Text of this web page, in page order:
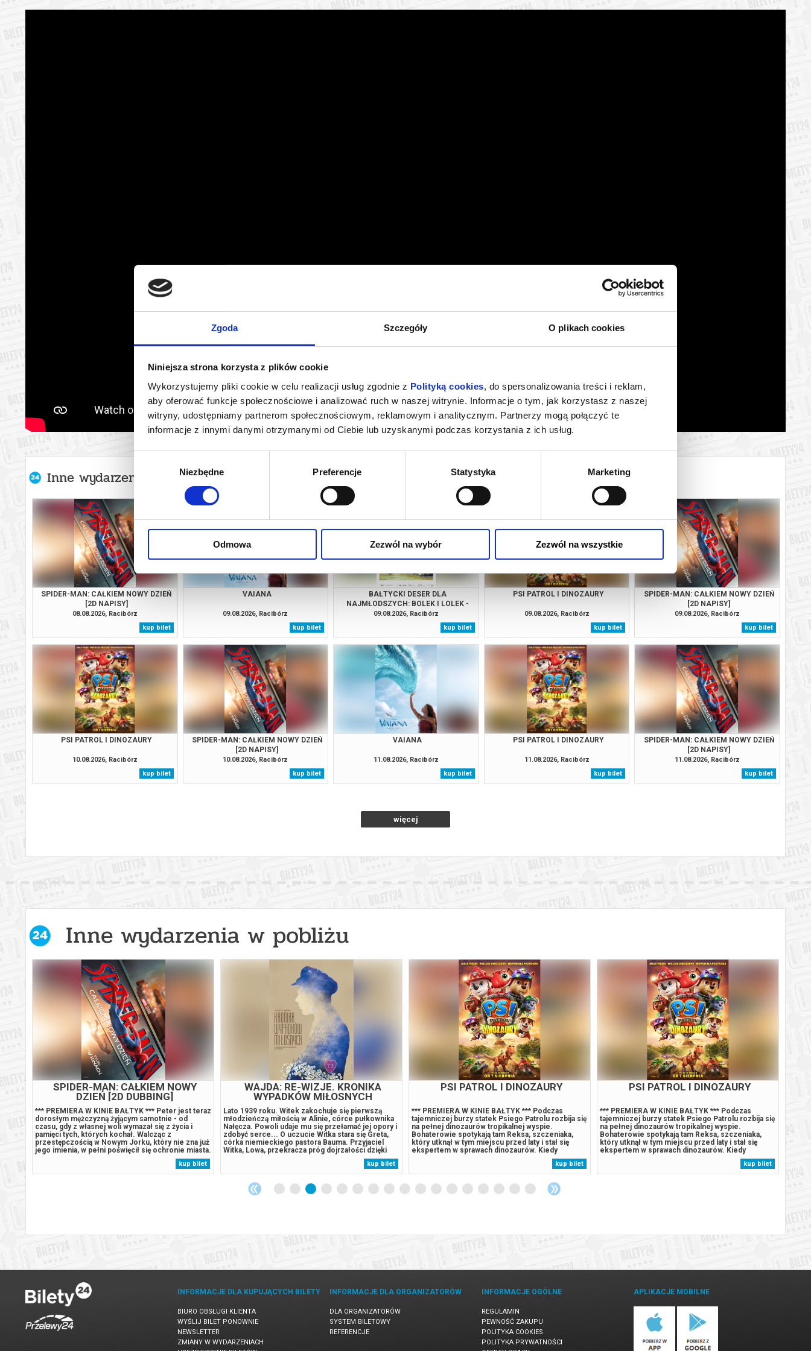
Zgoda Szczegóły O plikach cookies
Niniejsza strona korzysta z plików cookie
Wykorzystujemy pliki cookie w celu realizacji usług zgodnie z Polityką cookies, do spersonalizowania treści i reklam,
aby oferować funkcje społecznościowe i analizować ruch w naszej witrynie. Informacje o tym, jak korzystasz z naszej
witryny, udostępniamy partnerom społecznościowym, reklamowym i analitycznym. Partnerzy mogą połączyć te
informacje z innymi danymi otrzymanymi od Ciebie lub uzyskanymi podczas korzystania z ich usług.
Wybór
Niezbędne Preferencje Statystyka Marketing
Odmowa Zezwól na wybór Zezwól na wszystkie
Inne wydarzenia organizatora
SPIDER-MAN: CAŁKIEM NOWY DZIEŃ
[2D NAPISY]
08.08.2026, Racibórz
kup bilet
VAIANA
09.08.2026, Racibórz
kup bilet
BAŁTYCKI DESER DLA
NAJMŁODSZYCH: BOLEK I LOLEK -
"WAKACJE NAD MORZEM" |
"PAMPALINI I BOA" | "REKSIO
09.08.2026, Racibórz
kup bilet
PSI PATROL I DINOZAURY
09.08.2026, Racibórz
kup bilet
SPIDER-MAN: CAŁKIEM NOWY DZIEŃ
[2D NAPISY]
09.08.2026, Racibórz
kup bilet
PSI PATROL I DINOZAURY
10.08.2026, Racibórz
kup bilet
SPIDER-MAN: CAŁKIEM NOWY DZIEŃ
[2D NAPISY]
10.08.2026, Racibórz
kup bilet
VAIANA
11.08.2026, Racibórz
kup bilet
PSI PATROL I DINOZAURY
11.08.2026, Racibórz
kup bilet
SPIDER-MAN: CAŁKIEM NOWY DZIEŃ
[2D NAPISY]
11.08.2026, Racibórz
kup bilet
więcej
Inne wydarzenia w pobliżu
SPIDER-MAN: CAŁKIEM NOWY
DZIEŃ [2D DUBBING]
*** PREMIERA W KINIE BAŁTYK *** Peter jest teraz
dorosłym mężczyzną żyjącym samotnie - od
czasu, gdy z własnej woli wymazał się z życia i
pamięci tych, których kochał. Walcząc z
przestępczością w Nowym Jorku, który nie zna już
jego imienia, w pełni poświęcił się ochronie miasta.
Gdy rosnące wymagania zaczynają go przytłaczać,
presja wywołuje zaskakującą fizyczną przemianę,
która zagraża jego istnieniu,...
kup bilet
WAJDA: RE-WIZJE. KRONIKA
WYPADKÓW MIŁOSNYCH
Lato 1939 roku. Witek zakochuje się pierwszą
młodzieńczą miłością w Alinie, córce pułkownika
Nałęcza. Powoli udaje mu się przełamać jej opory i
zdobyć serce... O uczucie Witka stara się Greta,
córka niemieckiego pastora Bauma. Przyjaciel
Witka, Lowa, przekracza próg dojrzałości dzięki
Cecylii i Olimpii... (filmweb.pl)******* Bezpieczne
zakupy w Bilety24. W przypadku odwołania
wydarzenia, gwarantujemy...
kup bilet
PSI PATROL I DINOZAURY
*** PREMIERA W KINIE BAŁTYK *** Podczas
tajemniczej burzy statek Psiego Patrolu rozbija się
na pełnej dinozaurów tropikalnej wyspie.
Bohaterowie spotykają tam Reksa, szczeniaka,
który utknął w tym miejscu przed laty i stał się
ekspertem w sprawach dinozaurów. Kiedy
Humdinger, główny rywal Psiego Patrolu, zaczyna
lekkomyślnie eksploatować zasoby naturalne
wyspy, doprowadza do wybuchu ogromnego,
uśpionego...
kup bilet
PSI PATROL I DINOZAURY
*** PREMIERA W KINIE BAŁTYK *** Podczas
tajemniczej burzy statek Psiego Patrolu rozbija się
na pełnej dinozaurów tropikalnej wyspie.
Bohaterowie spotykają tam Reksa, szczeniaka,
który utknął w tym miejscu przed laty i stał się
ekspertem w sprawach dinozaurów. Kiedy
Humdinger, główny rywal Psiego Patrolu, zaczyna
lekkomyślnie eksploatować zasoby naturalne
wyspy, doprowadza do wybuchu ogromnego,
kup bilet
INFORMACJE DLA KUPUJĄCYCH BILETY
BIURO OBSŁUGI KLIENTA
WYŚLIJ BILET PONOWNIE
NEWSLETTER
ZMIANY W WYDARZENIACH
INFORMACJE DLA ORGANIZATORÓW
DLA ORGANIZATORÓW
SYSTEM BILETOWY
REFERENCJE
INFORMACJE OGÓLNE
REGULAMIN
PEWNOŚĆ ZAKUPU
POLITYKA COOKIES
POLITYKA PRYWATNOŚCI
APLIKACJE MOBILNE